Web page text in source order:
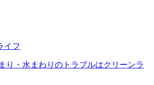
イフ
り・水まわりのトラブルはクリーンラ